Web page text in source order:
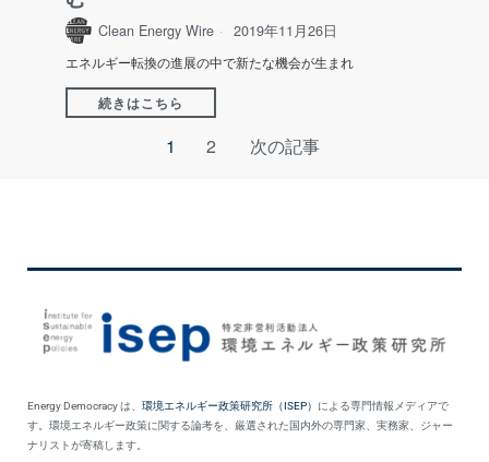
Clean Energy Wire 2019年11月26日
エネルギー転換の進展の中で新たな機会が生まれ
続きはこちら
1 2 次の記事
Energy Democracy は、 環境エネルギー政策研究所（ISEP） による専門情報メディアで
す。環境エネルギー政策に関する論考を、厳選された国内外の専門家、実務家、ジャー
ナリストが寄稿します。